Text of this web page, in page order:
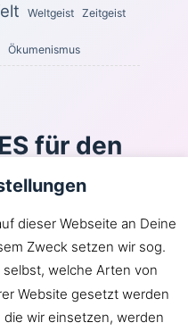
Weltgeist Zeitgeist
Ökumenismus
für den
gemacht. Steht
durch ein Joch der
|KLARtext|
Impressum
dieser Webseite an Deine
Zweck setzen wir sog.
welche Arten von
Website gesetzt werden
wir einsetzen, werden